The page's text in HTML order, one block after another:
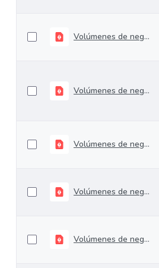
Volúmenes de negociación del 04 al 07 de diciembre de 2023
Volúmenes de negociación del 27 de noviembre al 01 de diciembre de 2023
Volúmenes de negociación del 20 al 24 de noviembre de 2023
Volúmenes de negociación del 14 al 17 de noviembre de 2023
Volúmenes de negociación del 07 al 10 de noviembre de 2023